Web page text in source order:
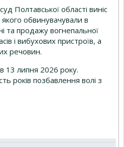
Полтавської області виніс
обвинувачували в
та продажу вогнепальної
і вибухових пристроїв, а
речовин.
13 липня 2026 року.
років позбавлення волі з